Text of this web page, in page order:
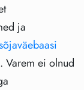
ja
Varem ei olnud